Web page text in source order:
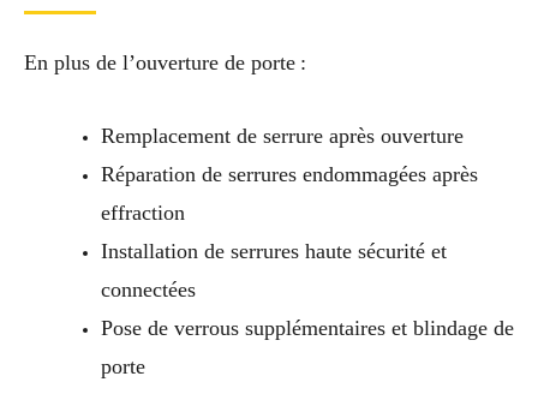
En plus de l’ouverture de porte :
Remplacement de serrure après ouverture
Réparation de serrures endommagées après
effraction
Installation de serrures haute sécurité et
connectées
Pose de verrous supplémentaires et blindage de
porte